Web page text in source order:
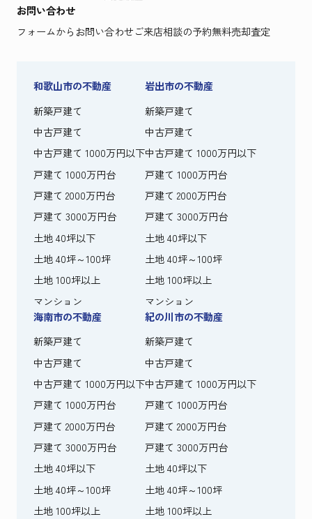
お問い合わせ
フォームからお問い合わせご来店相談の予約無料売却査定
和歌山市の不動産
新築戸建て
中古戸建て
中古戸建て 1000万円以下
戸建て 1000万円台
戸建て 2000万円台
戸建て 3000万円台
土地 40坪以下
土地 40坪～100坪
土地 100坪以上
マンション
岩出市の不動産
新築戸建て
中古戸建て
中古戸建て 1000万円以下
戸建て 1000万円台
戸建て 2000万円台
戸建て 3000万円台
土地 40坪以下
土地 40坪～100坪
土地 100坪以上
マンション
海南市の不動産
新築戸建て
中古戸建て
中古戸建て 1000万円以下
戸建て 1000万円台
戸建て 2000万円台
戸建て 3000万円台
土地 40坪以下
土地 40坪～100坪
土地 100坪以上
紀の川市の不動産
新築戸建て
中古戸建て
中古戸建て 1000万円以下
戸建て 1000万円台
戸建て 2000万円台
戸建て 3000万円台
土地 40坪以下
土地 40坪～100坪
土地 100坪以上